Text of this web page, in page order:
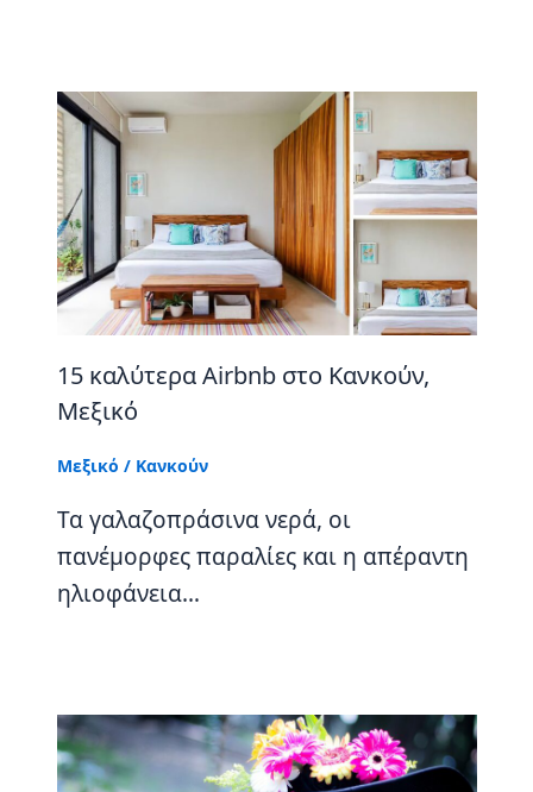
15 καλύτερα Airbnb στο Κανκούν,
Μεξικό
Μεξικό / Κανκούν
Τα γαλαζοπράσινα νερά, οι
πανέμορφες παραλίες και η απέραντη
ηλιοφάνεια…